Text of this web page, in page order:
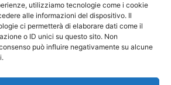
utilizziamo tecnologie come i cookie
alle informazioni del dispositivo. Il
ci permetterà di elaborare dati come il
o ID unici su questo sito. Non
può influire negativamente su alcune